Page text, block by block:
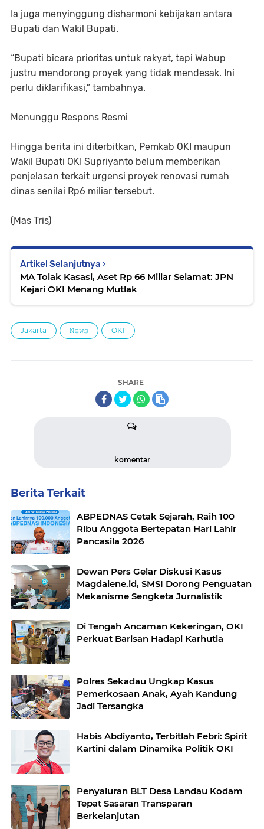
Ia juga menyinggung disharmoni kebijakan antara
Bupati dan Wakil Bupati.
“Bupati bicara prioritas untuk rakyat, tapi Wabup
justru mendorong proyek yang tidak mendesak. Ini
perlu diklarifikasi,” tambahnya.
Menunggu Respons Resmi
Hingga berita ini diterbitkan, Pemkab OKI maupun
Wakil Bupati OKI Supriyanto belum memberikan
penjelasan terkait urgensi proyek renovasi rumah
dinas senilai Rp6 miliar tersebut.
(Mas Tris)
Artikel Selanjutnya
MA Tolak Kasasi, Aset Rp 66 Miliar Selamat: JPN
Kejari OKI Menang Mutlak
Jakarta 𝙽𝚎𝚠𝚜 OKI
SHARE
komentar
Berita Terkait
ABPEDNAS Cetak Sejarah, Raih 100
Ribu Anggota Bertepatan Hari Lahir
Pancasila 2026
Dewan Pers Gelar Diskusi Kasus
Magdalene.id, SMSI Dorong Penguatan
Mekanisme Sengketa Jurnalistik
Di Tengah Ancaman Kekeringan, OKI
Perkuat Barisan Hadapi Karhutla
Polres Sekadau Ungkap Kasus
Pemerkosaan Anak, Ayah Kandung
Jadi Tersangka
Habis Abdiyanto, Terbitlah Febri: Spirit
Kartini dalam Dinamika Politik OKI
Penyaluran BLT Desa Landau Kodam
Tepat Sasaran Transparan
Berkelanjutan